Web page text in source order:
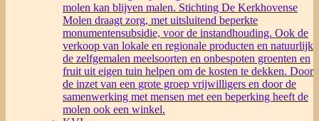
molen kan blijven malen. Stichting De Kerkhovense
Molen draagt zorg, met uitsluitend beperkte
monumentensubsidie, voor de instandhouding. Ook de
verkoop van lokale en regionale producten en natuurlijk
de zelfgemalen meelsoorten en onbespoten groenten en
fruit uit eigen tuin helpen om de kosten te dekken. Door
de inzet van een grote groep vrijwilligers en door de
samenwerking met mensen met een beperking heeft de
molen ook een winkel.